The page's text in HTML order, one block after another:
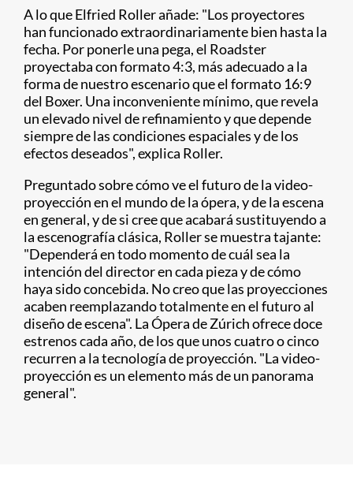
A lo que Elfried Roller añade: "Los proyectores
han funcionado extraordinariamente bien hasta la
fecha. Por ponerle una pega, el Roadster
proyectaba con formato 4:3, más adecuado a la
forma de nuestro escenario que el formato 16:9
del Boxer. Una inconveniente mínimo, que revela
un elevado nivel de refinamiento y que depende
siempre de las condiciones espaciales y de los
efectos deseados", explica Roller.
Preguntado sobre cómo ve el futuro de la video-
proyección en el mundo de la ópera, y de la escena
en general, y de si cree que acabará sustituyendo a
la escenografía clásica, Roller se muestra tajante:
"Dependerá en todo momento de cuál sea la
intención del director en cada pieza y de cómo
haya sido concebida. No creo que las proyecciones
acaben reemplazando totalmente en el futuro al
diseño de escena". La Ópera de Zúrich ofrece doce
estrenos cada año, de los que unos cuatro o cinco
recurren a la tecnología de proyección. "La video-
proyección es un elemento más de un panorama
general".